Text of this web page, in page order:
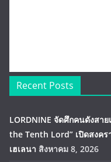
Recent Posts
LORDNINE จัดศึกคนดังสา
the Tenth Lord” เปิดสงค
เฮเลนา สิงหาคม 8, 2026